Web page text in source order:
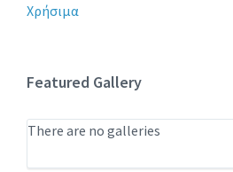
Χρήσιμα
Featured Gallery
There are no galleries